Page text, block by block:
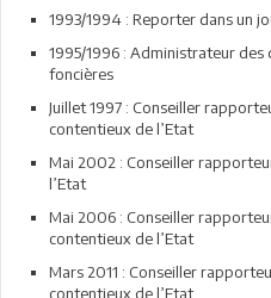
1993/1994 : Reporter dans un
1995/1996 : Administrateur
foncières
Juillet 1997 : Conseiller
contentieux de l’Etat
Mai 2002 : Conseiller
l’Etat
Mai 2006 : Conseiller
contentieux de l’Etat
Mars 2011 : Conseiller
contentieux de l’Etat